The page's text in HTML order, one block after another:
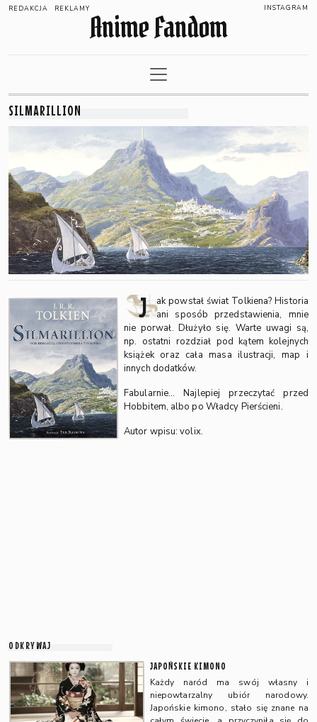
REDAKCJA REKLAMY INSTAGRAM
Anime Fandom
SILMARILLION
J
ak powstał świat Tolkiena? Historia
ani sposób przedstawienia, mnie
nie porwał. Dłużyło się. Warte uwagi są,
np. ostatni rozdział pod kątem kolejnych
książek oraz cała masa ilustracji, map i
innych dodatków.
Fabularnie… Najlepiej przeczytać przed
Hobbitem, albo po Władcy Pierścieni.
Autor wpisu: volix.
ODKRYWAJ
JAPOŃSKIE KIMONO
Każdy naród ma swój własny i
niepowtarzalny ubiór narodowy.
Japońskie kimono, stało się znane na